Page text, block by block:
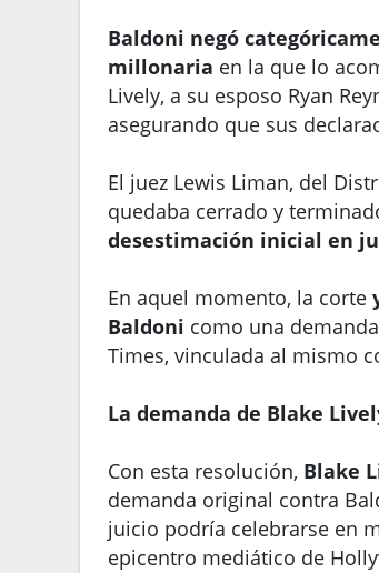
Baldoni negó
millonaria en la que lo
Lively, a su esposo Ryan
asegurando que sus
El juez Lewis Liman, del
quedaba cerrado y
desestimación inicial en
En aquel momento, la corte
Baldoni como una
Times, vinculada al mismo
La demanda de Blake
Con esta resolución, Blake
demanda original contra
juicio podría celebrarse en
epicentro mediático de